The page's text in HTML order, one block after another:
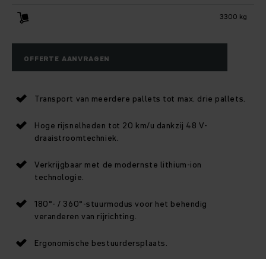
3300 kg
OFFERTE AANVRAGEN
Transport van meerdere pallets tot max. drie pallets.
Hoge rijsnelheden tot 20 km/u dankzij 48 V-
draaistroomtechniek.
Verkrijgbaar met de modernste lithium-ion
technologie.
180°- / 360°-stuurmodus voor het behendig
veranderen van rijrichting.
Ergonomische bestuurdersplaats.